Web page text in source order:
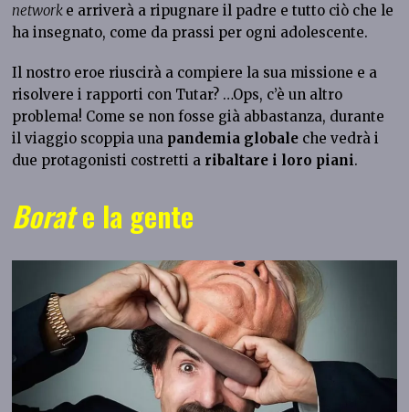
network e arriverà a ripugnare il padre e tutto ciò che le
ha insegnato, come da prassi per ogni adolescente.
Il nostro eroe riuscirà a compiere la sua missione e a
risolvere i rapporti con Tutar? …Ops, c’è un altro
problema! Come se non fosse già abbastanza, durante
il viaggio scoppia una pandemia globale che vedrà i
due protagonisti costretti a ribaltare i loro piani.
Borate la gente